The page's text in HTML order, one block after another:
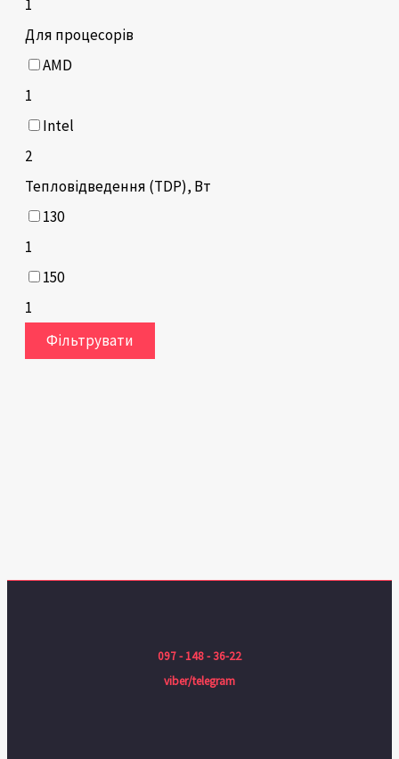
1
Для процесорів
AMD
1
Intel
2
Тепловідведення (TDP), Вт
130
1
150
1
Фільтрувати
097 - 148 - 36-22
viber/telegram